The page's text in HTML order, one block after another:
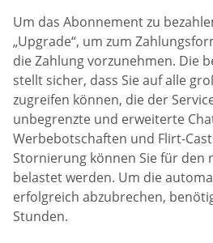
Um das Abonnement zu
„Upgrade“, um zum
die Zahlung vorzunehmen. Die
stellt sicher, dass Sie auf alle
zugreifen können, die der
unbegrenzte und erweiterte
Werbebotschaften und Flirt-
Stornierung können Sie für den
belastet werden. Um die
erfolgreich abzubrechen,
Stunden.